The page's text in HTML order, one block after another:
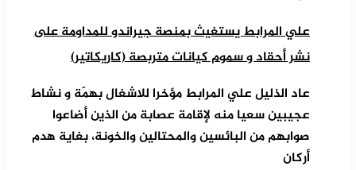
علي المرابط يستغيث بمنصة جيراندو للمداومة على
نشر أحقاد و سموم كيانات متربصة (كاريكاتير)
عاد الذليل علي المرابط مؤخرا للاشغال بهمّة و نشاط
عجيبين سعيا منه لإقامة عصابة من الذين أضاعوا
صوابهم من البائسين والمحتالين والخونة، بغاية هدم
أركان